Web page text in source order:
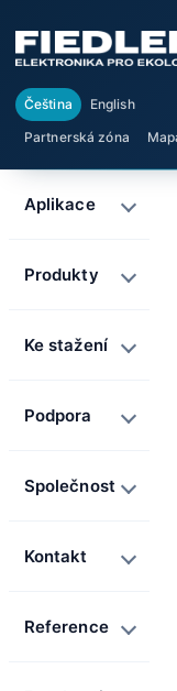
Čeština
English
Partnerská zóna
Aplikace
Produkty
Ke stažení
Podpora
Společnost
Kontakt
Reference